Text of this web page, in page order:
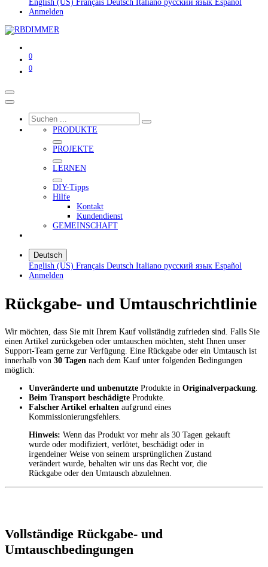
English (US) Français Deutsch Italiano русский язык Español
Anmelden
0
0
PRODUKTE
PROJEKTE
LERNEN
DIY-Tipps
Hilfe
Kontakt
Kundendienst
GEMEINSCHAFT
Deutsch
English (US) Français Deutsch Italiano русский язык Español
Anmelden
Rückgabe- und Umtauschrichtlinie
Wir möchten, dass Sie mit Ihrem Kauf vollständig zufrieden sind. Falls Sie
einen Artikel zurückgeben oder umtauschen möchten, steht Ihnen unser
Support-Team gerne zur Verfügung. Eine Rückgabe oder ein Umtausch ist
innerhalb von 30 Tagen nach dem Kauf unter folgenden Bedingungen
möglich:
Unveränderte und unbenutzte Produkte in Originalverpackung.
Beim Transport beschädigte Produkte.
Falscher Artikel erhalten aufgrund eines
Kommissionierungsfehlers.
Hinweis: Wenn das Produkt vor mehr als 30 Tagen gekauft
wurde oder modifiziert, verlötet, beschädigt oder in
irgendeiner Weise von seinem ursprünglichen Zustand
verändert wurde, behalten wir uns das Recht vor, die
Rückgabe oder den Umtausch abzulehnen.
Vollständige Rückgabe- und
Umtauschbedingungen